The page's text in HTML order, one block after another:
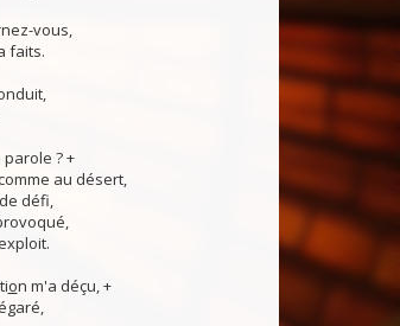
vous,
faits.
parole ? +
au désert,
défi,
on m'a déçu, +